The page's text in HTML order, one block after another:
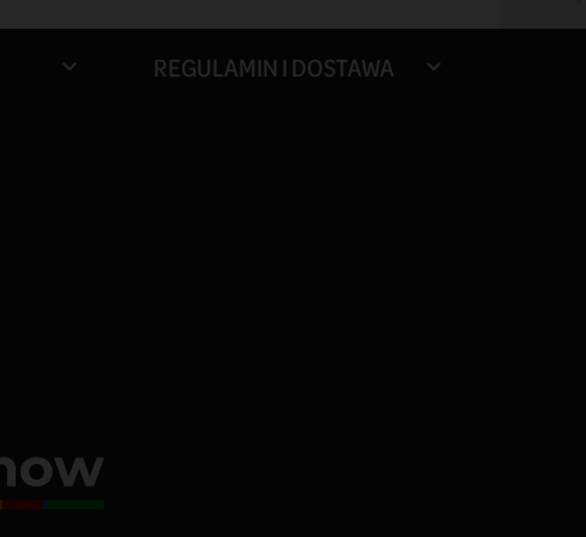
 REGULAMIN I DOSTAWA 